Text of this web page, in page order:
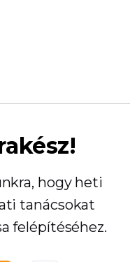
hogy heti
tanácsokat
felépítéséhez.